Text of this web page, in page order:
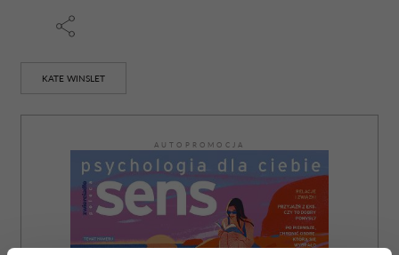
KATE WINSLET
AUTOPROMOCJA